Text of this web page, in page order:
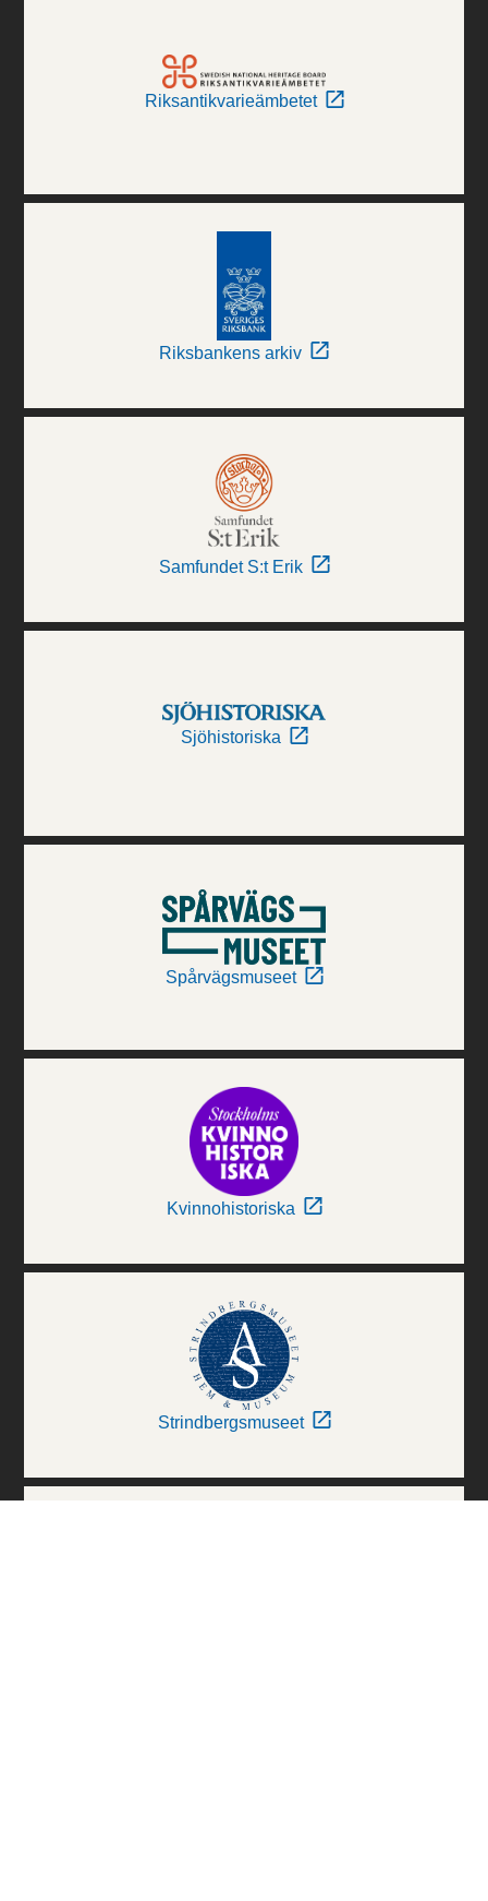
Riksantikvarieämbetet
Riksbankens arkiv
Samfundet S:t Erik
Sjöhistoriska
Spårvägsmuseet
Kvinnohistoriska
Strindbergsmuseet